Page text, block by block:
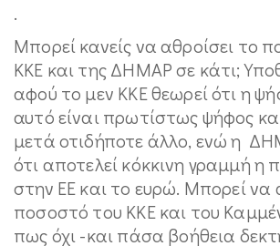
.
Μπορεί κανείς να αθροίσει το
ΚΚΕ και της ΔΗΜΑΡ σε κάτι;
αφού το μεν ΚΚΕ θεωρεί ότι η
αυτό είναι πρωτίστως ψήφος
μετά οτιδήποτε άλλο, ενώ η
ότι αποτελεί κόκκινη γραμμή η
στην ΕΕ και το ευρώ. Μπορεί να
ποσοστό του ΚΚΕ και του
πως όχι -και πάσα βοήθεια